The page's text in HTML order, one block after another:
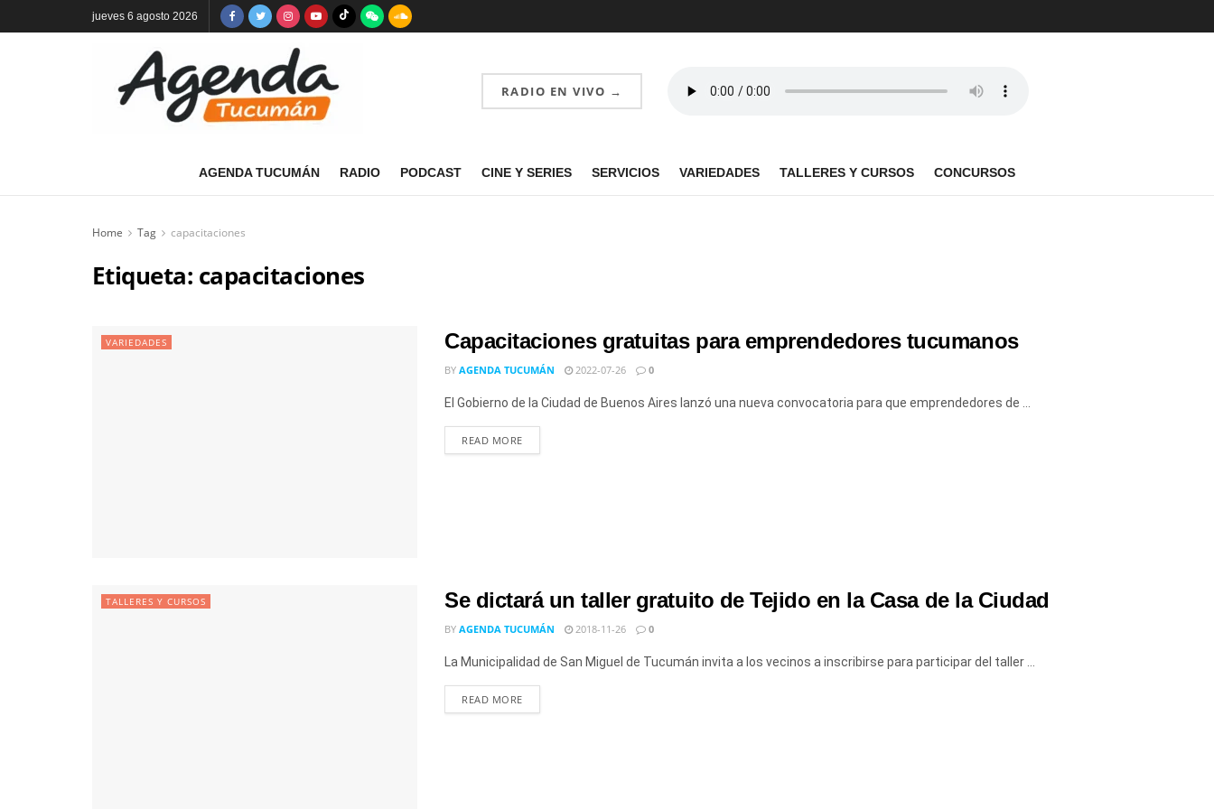
jueves 6 agosto 2026
RADIO EN VIVO →
AGENDA TUCUMÁN RADIO PODCAST CINE Y SERIES SERVICIOS VARIEDADES TALLERES Y CURSOS CONCURSOS
Home Tag capacitaciones
Etiqueta: capacitaciones
VARIEDADES Capacitaciones gratuitas para emprendedores tucumanos
BY AGENDA TUCUMÁN 2022-07-26 0
El Gobierno de la Ciudad de Buenos Aires lanzó una nueva convocatoria para que emprendedores de ...
READ MORE
TALLERES Y CURSOS Se dictará un taller gratuito de Tejido en la Casa de la Ciudad
BY AGENDA TUCUMÁN 2018-11-26 0
La Municipalidad de San Miguel de Tucumán invita a los vecinos a inscribirse para participar del taller ...
READ MORE